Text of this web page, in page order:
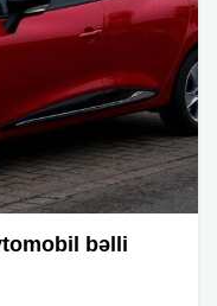
bəlli